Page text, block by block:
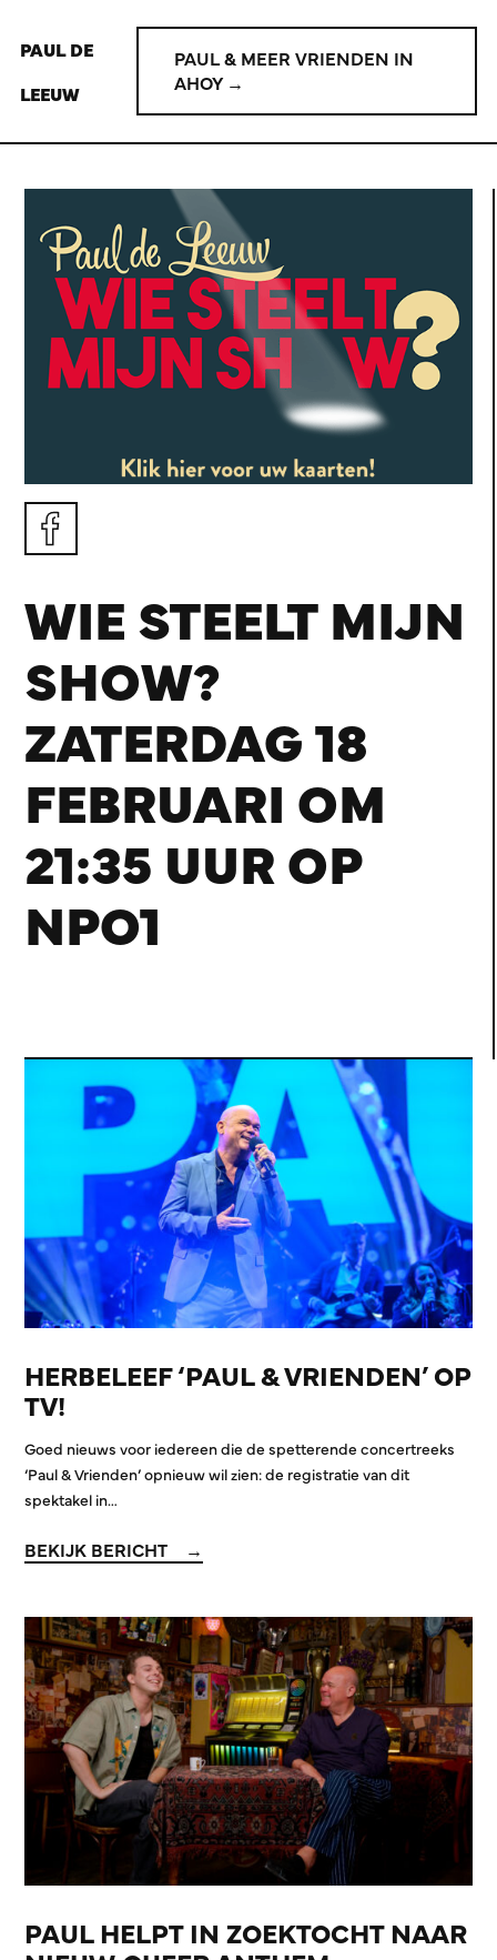
PAUL DE
LEEUW
PAUL & MEER VRIENDEN IN
AHOY →
WIE STEELT MIJN
SHOW?
ZATERDAG 18
FEBRUARI OM
21:35 UUR OP
NPO1
HERBELEEF ‘PAUL & VRIENDEN’ OP
TV!
Goed nieuws voor iedereen die de spetterende concertreeks
‘Paul & Vrienden’ opnieuw wil zien: de registratie van dit
spektakel in…
BEKIJK BERICHT
PAUL HELPT IN ZOEKTOCHT NAAR